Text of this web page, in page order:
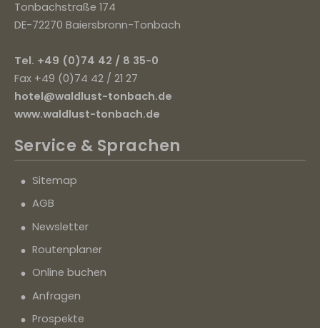
Tonbachstraße 174
DE-72270 Baiersbronn-Tonbach
Tel. +49 (0)74 42 / 8 35-0
Fax +49 (0)74 42 / 21 27
hotel@waldlust-tonbach.de
www.waldlust-tonbach.de
Service & Sprachen
Sitemap
AGB
Newsletter
Routenplaner
Online buchen
Anfragen
Prospekte